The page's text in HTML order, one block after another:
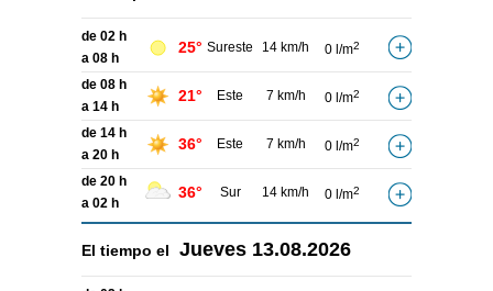
de 02 h
a 08 h
25° Sureste 14 km/h 0 l/m2
de 08 h
a 14 h
21° Este 7 km/h 0 l/m2
de 14 h
a 20 h
36° Este 7 km/h 0 l/m2
de 20 h
a 02 h
36° Sur 14 km/h 0 l/m2
El tiempo el Jueves 13.08.2026